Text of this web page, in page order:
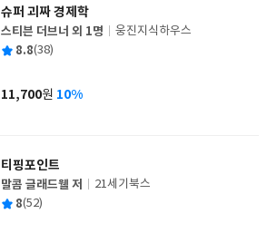
슈퍼 괴짜 경제학
글
쓴
스티븐 더브너 외 1명
출
사
웅진지식하우스
평 8.8(38)
가
11,700원 10%
티핑포인트
글
쓴
말콤 글래드웰 저
출
21세기북스
평 8(52)